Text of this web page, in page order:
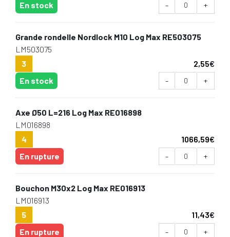
En stock
- +
Grande rondelle Nordlock M10 Log Max RE503075
LM503075
3
2,55€
En stock
- +
Axe Ø50 L=216 Log Max RE016898
LM016898
4
1066,59€
En rupture
- +
Bouchon M30x2 Log Max RE016913
LM016913
5
11,43€
En rupture
- +